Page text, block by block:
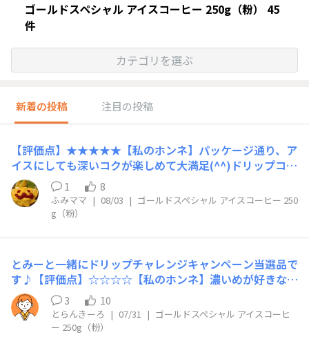
ゴールドスペシャル アイスコーヒー 250g（粉） 45
件
カテゴリを選ぶ
新着の投稿 注目の投稿
【評価点】★★★★★【私のホンネ】パッケージ通り、ア
イスにしても深いコクが楽しめて大満足(⁠^⁠^⁠)ドリップコー
ヒーにしてから氷をたっぷり追加すると薄まるのでは…と
心配していましたが、しっかりコクと苦味もあります♡水
淹れだと時間がかかるしなぁ…という時に、すぐ楽しめる
商品です♪【こんな時におすすめ】夏の朝、家事のひと息
タイムに…！
1 8
ふみママ | 08/03 | ゴールドスペシャル アイスコーヒー 250
g（粉）
とみーと一緒にドリップチャレンジキャンペーン当選品で
す♪【評価点】☆☆☆☆【私のホンネ】濃いめが好きなの
で急冷では無く朝イチにドリップしておいて冷蔵庫で冷や
してから15時のオヤツにていただきました！コーヒーの
良い意味での苦味やコクをしっかりと味わえてスッキリ飲
3 10
とらんきーろ | 07/31 | ゴールドスペシャル アイスコーヒ
ー 250g（粉）